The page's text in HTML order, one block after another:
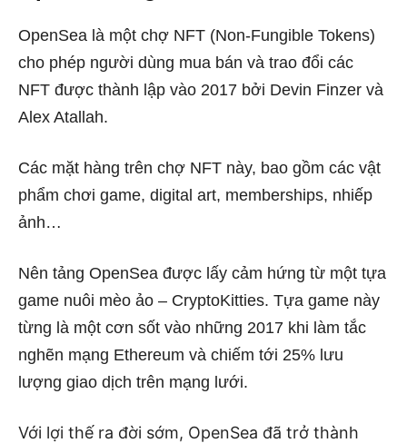
OpenSea là một chợ NFT (Non-Fungible Tokens)
cho phép người dùng mua bán và trao đổi các
NFT được thành lập vào 2017 bởi Devin Finzer và
Alex Atallah.
Các mặt hàng trên chợ NFT này, bao gồm các vật
phẩm chơi game, digital art, memberships, nhiếp
ảnh…
Nên tảng OpenSea được lấy cảm hứng từ một tựa
game nuôi mèo ảo – CryptoKitties. Tựa game này
từng là một cơn sốt vào những 2017 khi làm tắc
nghẽn mạng Ethereum và chiếm tới 25% lưu
lượng giao dịch trên mạng lưới.
Với lợi thế ra đời sớm, OpenSea đã trở thành